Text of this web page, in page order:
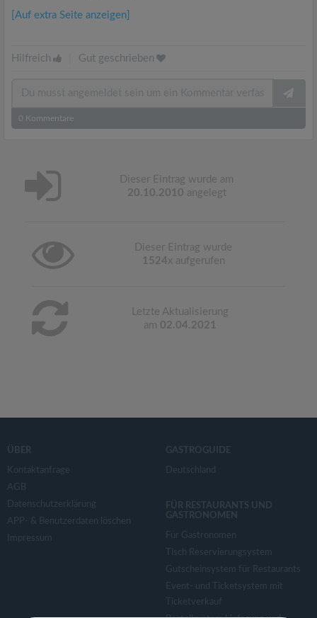
[Auf extra Seite anzeigen]
Hilfreich Gut geschrieben
0 Kommentare
Dieser Eintrag wurde am
20.10.2010 angelegt
Dieser Eintrag wurde
1524x aufgerufen
Letzte Aktualisierung
am 02.04.2021
ÜBER
Kontaktanfrage
AGB
Datenschutzerklärung
APP- & Benutzerdaten löschen
Impressum
GASTROGUIDE
Deutschland
FÜR RESTAURANTS UND
GASTRONOMEN
Für Gastronomen
Tisch Reservierungsystem
Gutscheinsystem für Restaurants
Event- und Ticketsystem mit
Ticketverkauf